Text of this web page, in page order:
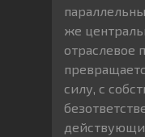
же
отраслевое
силу, с